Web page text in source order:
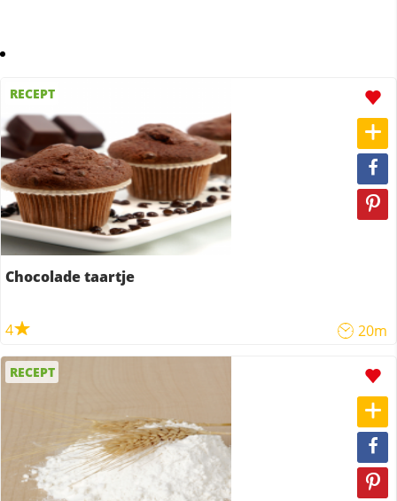
RECEPT
Chocolade taartje
4 20m
RECEPT